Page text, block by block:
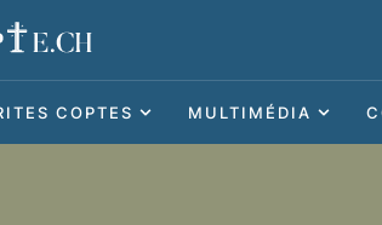
COPTES MULTIMÉDIA